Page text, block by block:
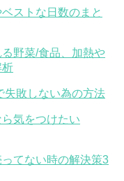
ストな日数のまと
野菜/食品、加熱や
析
失敗しない為の方法
気をつけたい
てない時の解決策3